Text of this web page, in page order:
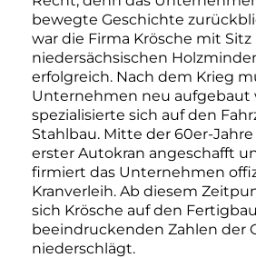
bewegte Geschichte
war die Firma Krösche mit Sitz
niedersächsischen
erfolgreich. Nach dem Krieg
Unternehmen neu aufgebaut
spezialisierte sich auf den
Stahlbau. Mitte der 60er-
erster Autokran angeschafft
firmiert das Unternehmen
Kranverleih. Ab diesem
sich Krösche auf den
beeindruckenden Zahlen der
niederschlägt.